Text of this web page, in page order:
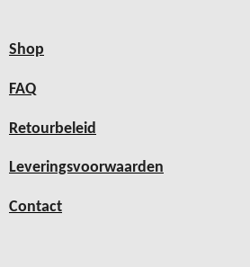
Shop
FAQ
Retourbeleid
Leveringsvoorwaarden
Contact